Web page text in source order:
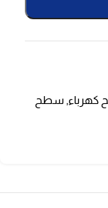
كهرباء, سطح